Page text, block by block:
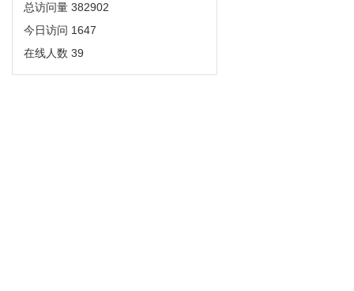
总访问量 382902
今日访问 1647
在线人数 39